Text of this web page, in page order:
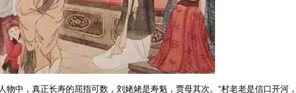
物中，真正长寿的屈指可数，刘姥姥是寿魁，贾母其次。“村老老是信口开河